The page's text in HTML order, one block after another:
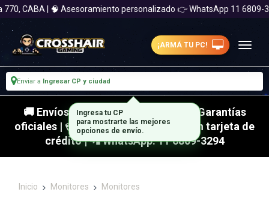
CABA | 🧠 Asesoramiento personalizado 👉 WhatsApp 11 6809-
¡ARMÁ TU PC!
Enviar a Ingresar CP y ciudad
🚚 Envíos rápidos a todo el país | 🛡 Garantías
oficiales | 💳 Hasta 18 cuotas fijas con tarjeta de
crédito | 📲 WhatsApp: 11 6809-3294
Inicio Monitores Monitores